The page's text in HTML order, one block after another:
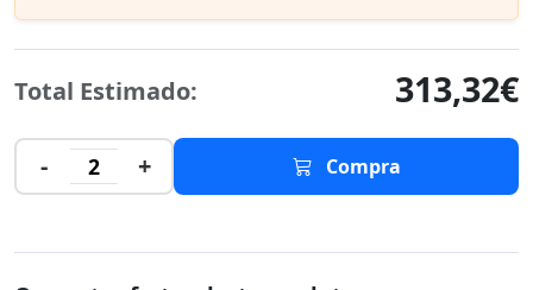
Total Estimado: 313,32€
- 2 + Compra